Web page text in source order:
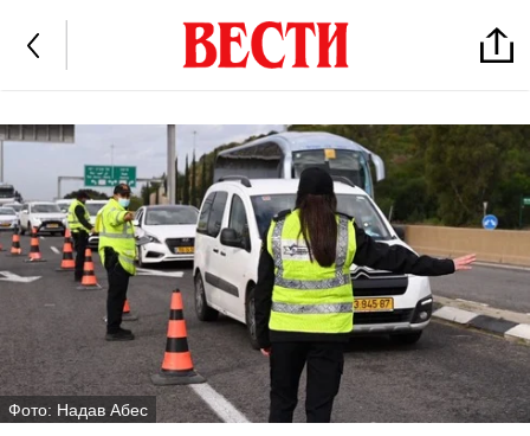
Фото: Надав Абес